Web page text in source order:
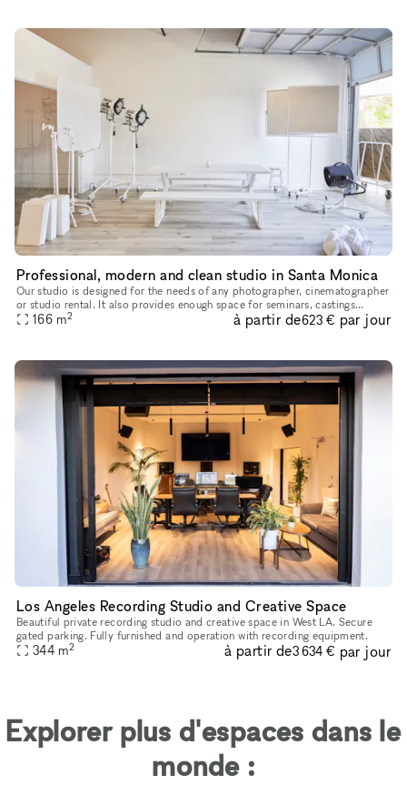
Professional, modern and clean studio in Santa Monica
Our studio is designed for the needs of any photographer, cinematographer
or studio rental. It also provides enough space for seminars, castings
anything you need. It is very modern clean and us owne
166 m2 à partir de623 € par jour
Los Angeles Recording Studio and Creative Space
Beautiful private recording studio and creative space in West LA. Secure
gated parking. Fully furnished and operation with recording equipment.
344 m2 à partir de3 634 € par jour
Explorer plus d'espaces dans le
monde :